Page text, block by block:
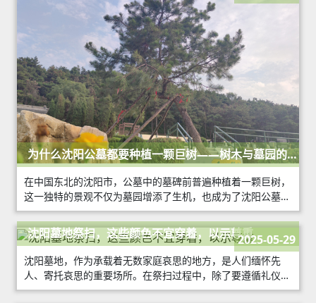
为什么沈阳公墓都要种植一颗巨树——树木与墓园的和
谐共生
在中国东北的沈阳市，公墓中的墓碑前普遍种植着一颗巨树，
这一独特的景观不仅为墓园增添了生机，也成为了沈阳公墓文
化的一部分。那么，为什么沈阳公墓都要种植一颗巨树呢？
沈阳墓地祭扫，这些颜色不宜穿着，以示尊重2025-05-29
沈阳墓地，作为承载着无数家庭哀思的地方，是人们缅怀先
人、寄托哀思的重要场所。在祭扫过程中，除了要遵循礼仪规
范，穿着得体也是对逝者的一种尊重。